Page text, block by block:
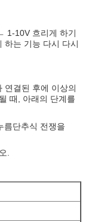
1-10V 흐리게 하기
하는 기능 다시 다시
연결된 후에 이상의
때, 아래의 단계를
름단추식 전쟁을
.